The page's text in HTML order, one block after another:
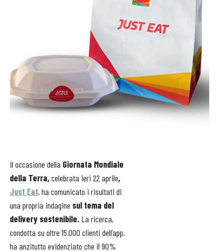
Il occasione della Giornata Mondiale
della Terra,celebrata ieri 22 aprile,
Just Eat, ha comunicato i risultati di
una propria indagine sul tema del
delivery sostenibile. La ricerca,
condotta su oltre 15.000 clienti dell’app,
ha anzitutto evidenziato che il 90%